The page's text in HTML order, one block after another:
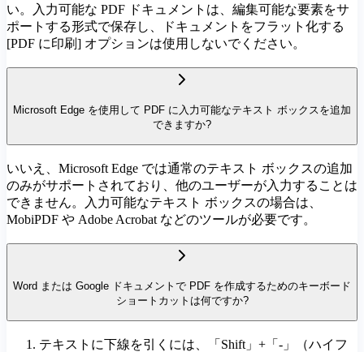
い。入力可能な PDF ドキュメントは、編集可能な要素をサ
ポートする形式で保存し、ドキュメントをフラット化する
[PDF に印刷] オプションは使用しないでください。
Microsoft Edge を使用して PDF に入力可能なテキスト ボックスを追加
できますか?
いいえ、Microsoft Edge では通常のテキスト ボックスの追加
のみがサポートされており、他のユーザーが入力することは
できません。入力可能なテキスト ボックスの場合は、
MobiPDF や Adobe Acrobat などのツールが必要です。
Word または Google ドキュメントで PDF を作成するためのキーボード
ショートカットは何ですか?
テキストに下線を引くには、「Shift」+「-」（ハイフ